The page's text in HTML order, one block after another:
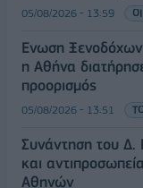
05/08/2026 - 13:59
Ένωση
η Αθήνα
προορισμός
05/08/2026 - 13:51
Συνάντηση του
και
Αθηνών